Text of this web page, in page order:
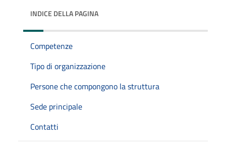
INDICE DELLA PAGINA
Competenze
Tipo di organizzazione
Persone che compongono la struttura
Sede principale
Contatti